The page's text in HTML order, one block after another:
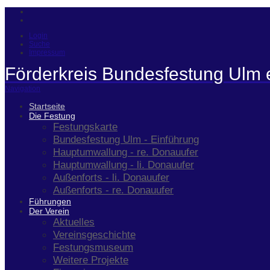
Login
Suche
Impressum
Förderkreis Bundesfestung Ulm
Navigation
Startseite
Die Festung
Festungskarte
Bundesfestung Ulm - Einführung
Hauptumwallung - re. Donauufer
Hauptumwallung - li. Donauufer
Außenforts - li. Donauufer
Außenforts - re. Donauufer
Führungen
Der Verein
Aktuelles
Vereinsgeschichte
Festungsmuseum
Weitere Projekte